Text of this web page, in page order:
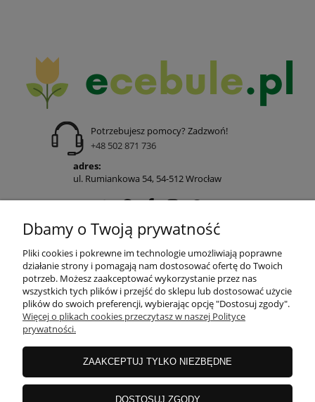
Potrzebujesz pomocy? Zadzwoń!
+48 502 871 736
adres:
ul. Rumiankowa 54, 54-512 Wrocław
POMOC
MOJE KONTO
PŁATNOŚCI I DOSTAWA
INFORMACJE
Dbamy o Twoją prywatność
Pliki cookies i pokrewne im technologie umożliwiają poprawne
działanie strony i pomagają nam dostosować ofertę do Twoich
potrzeb. Możesz zaakceptować wykorzystanie przez nas
wszystkich tych plików i przejść do sklepu lub dostosować użycie
plików do swoich preferencji, wybierając opcję "Dostosuj zgody".
Więcej o plikach cookies przeczytasz w naszej Polityce
prywatności.
ZAAKCEPTUJ TYLKO NIEZBĘDNE
DOSTOSUJ ZGODY